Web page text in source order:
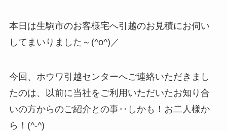
本日は生駒市のお客様宅へ引越のお見積にお伺い
してまいりました～(^o^)／
今回、ホウワ引越センターへご連絡いただきまし
たのは、以前に当社をご利用いただいたお知り合
いの方からのご紹介との事‥しかも！お二人様か
ら！(^-^)